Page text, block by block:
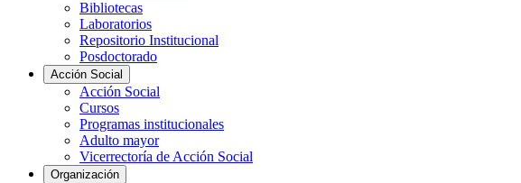
Bibliotecas
Laboratorios
Repositorio Institucional
Posdoctorado
Acción Social
Acción Social
Cursos
Programas institucionales
Adulto mayor
Vicerrectoría de Acción Social
Organización